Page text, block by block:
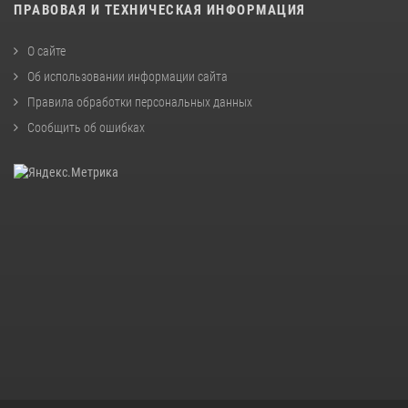
ПРАВОВАЯ И ТЕХНИЧЕСКАЯ ИНФОРМАЦИЯ
О сайте
Об использовании информации сайта
Правила обработки персональных данных
Сообщить об ошибках